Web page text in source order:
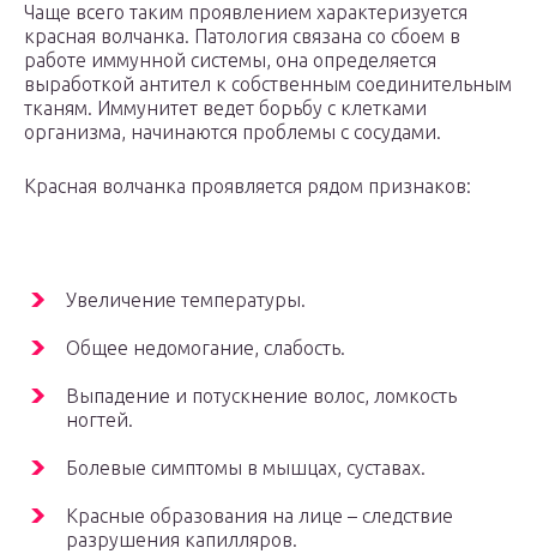
Чаще всего таким проявлением характеризуется
красная волчанка. Патология связана со сбоем в
работе иммунной системы, она определяется
выработкой антител к собственным соединительным
тканям. Иммунитет ведет борьбу с клетками
организма, начинаются проблемы с сосудами.
Красная волчанка проявляется рядом признаков:
Увеличение температуры.
Общее недомогание, слабость.
Выпадение и потускнение волос, ломкость
ногтей.
Болевые симптомы в мышцах, суставах.
Красные образования на лице – следствие
разрушения капилляров.